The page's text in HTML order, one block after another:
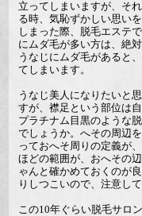
立ってしまいますが、そ
る時、気恥ずかしい思い
しまった際、脱毛エステ
にムダ毛が多い方は、絶
うなじにムダ毛があると
てしまいます。
うなじ美人になりたいと
すが、襟足という部位は
プラチナム目黒のような
でしょうか。へその周辺
っておへそ周りの定義が
ほどの範囲が、おへその
ゃんと確かめておくのが
りしつこいので、注意し
この10年ぐらい脱毛サロ